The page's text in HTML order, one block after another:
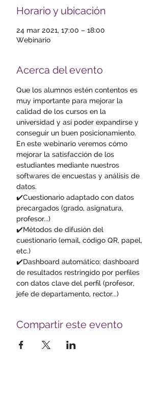
Horario y ubicación
24 mar 2021, 17:00 – 18:00
Webinario
Acerca del evento
Que los alumnos estén contentos es
muy importante para mejorar la
calidad de los cursos en la
universidad y así poder expandirse y
conseguir un buen posicionamiento.
En este webinario veremos cómo
mejorar la satisfacción de los
estudiantes mediante nuestros
softwares de encuestas y análisis de
datos.
✔️Cuestionario adaptado con datos
precargados (grado, asignatura,
profesor...)
✔️Métodos de difusión del
cuestionario (email, código QR, papel,
etc.)
✔️Dashboard automático: dashboard
de resultados restringido por perfiles
con datos clave del perfil (profesor,
jefe de departamento, rector...)
Compartir este evento